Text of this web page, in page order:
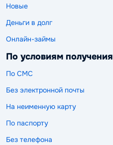
Новые
Деньги в долг
Онлайн-займы
По условиям получения
По СМС
Без электронной почты
На неименную карту
По паспорту
Без телефона